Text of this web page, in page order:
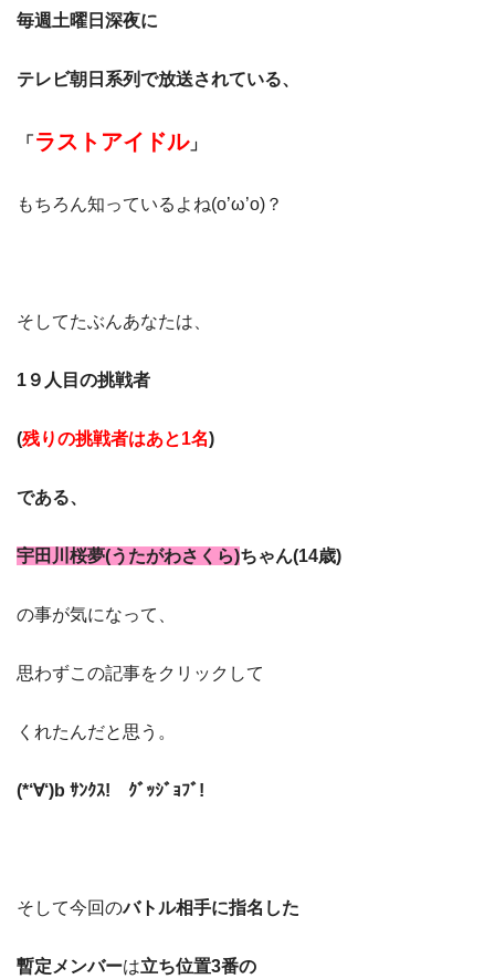
毎週土曜日深夜に
テレビ朝日系列で放送されている、
「 ラストアイドル」
もちろん知っているよね(o’ω’o)？
そしてたぶんあなたは、
1９ 人目の挑戦者
(残りの挑戦者はあと1名)
である、
宇田川桜夢(うたがわさくら)ちゃん(14歳)
の事が気になって、
思わずこの記事をクリックして
くれたんだと思う。
(*‘∀‘)b ｻﾝｸｽ! ｸﾞｯｼﾞｮﾌﾞ!
そして今回のバトル相手に指名した
暫定メンバーは立ち位置3番の